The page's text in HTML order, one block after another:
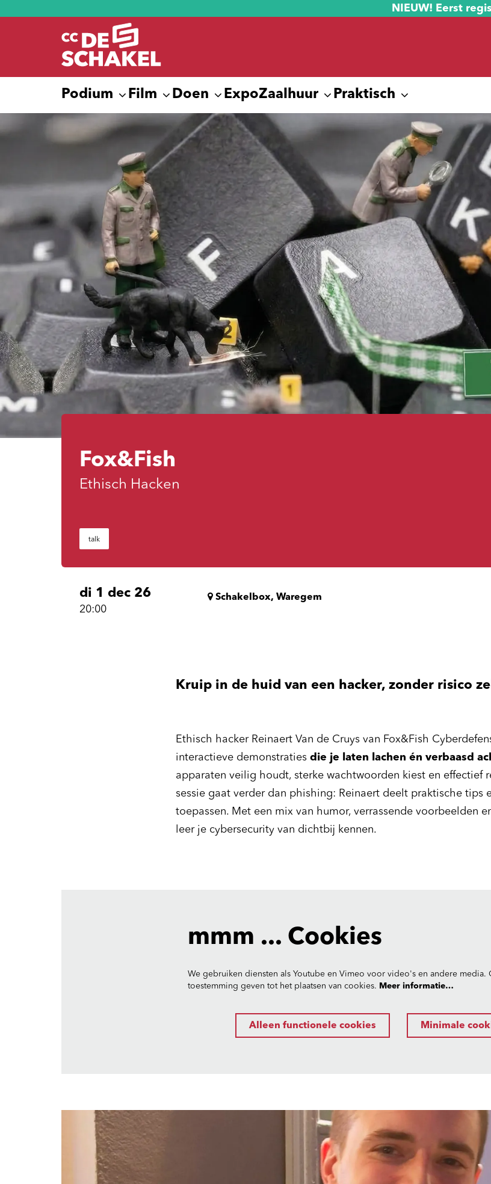
NIEUW! Eerst
Podium Film Doen ExpoZaalhuur Praktisch
Fox&Fish
Ethisch Hacken
talk
di 1 dec 26
20:00
Schakelbox, Waregem
Kruip in de huid van een hacker, zonder risico
Ethisch hacker Reinaert Van de Cruys van Fox&Fish
interactieve demonstraties die je laten lachen én verbaasd
apparaten veilig houdt, sterke wachtwoorden kiest en effectief
sessie gaat verder dan phishing: Reinaert deelt praktische tips
toepassen. Met een mix van humor, verrassende voorbeelden
leer je cybersecurity van dichtbij kennen.
mmm ... Cookies
We gebruiken diensten als Youtube en Vimeo voor video's en andere media.
toestemming geven tot het plaatsen van cookies. Meer informatie…
Alleen functionele cookies Minimale